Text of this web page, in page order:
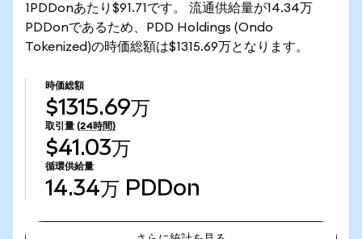
1PDDonあたり$91.71です。 流通供給量が14.34万
PDDonであるため、PDD Holdings (Ondo
Tokenized)の時価総額は$1315.69万となります。
時価総額
$1315.69万
取引量 (24時間)
$41.03万
循環供給量
14.34万 PDDon